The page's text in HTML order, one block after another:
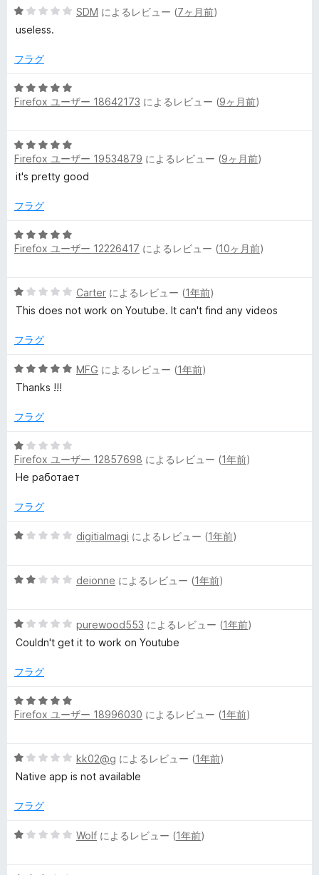
の
ビ
ー
評
価
5
段
中
の
評
SDM によるレビュー (7ヶ月前)
useless.
フラグ
5
段
5
の
評
Firefox ユーザー 18642173 によるレビュー (9ヶ月前)
5
段
階
5
評
価
Firefox ユーザー 19534879 によるレビュー (9ヶ月前)
it's pretty good
フラグ
5
段
5
の
価
Firefox ユーザー 12226417 によるレビュー (10ヶ月前)
5
段
中
の
評
Carter によるレビュー (1年前)
This does not work on Youtube. It can't find any videos
フラグ
5
段
中
の
評
価
MFG によるレビュー (1年前)
Thanks !!!
フラグ
5
段
階
1
評
Firefox ユーザー 12857698 によるレビュー (1年前)
Не работает
フラグ
5
中
評
価
digitialmagi によるレビュー (1年前)
5
中
2
評
deionne によるレビュー (1年前)
5
段
中
の
評
purewood553 によるレビュー (1年前)
Couldn't get it to work on Youtube
フラグ
5
段
5
の
価
Firefox ユーザー 18996030 によるレビュー (1年前)
5
段
中
の
kk02@g によるレビュー (1年前)
Native app is not available
フラグ
5
Wolf によるレビュー (1年前)